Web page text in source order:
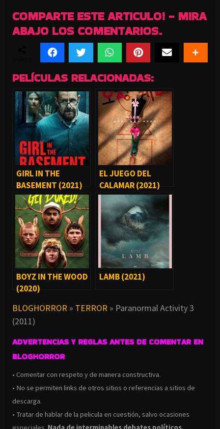
COMPARTE ESTE ARTICULO! - MIRA
ABAJO LOS COMENTARIOS.
PELÍCULAS RELACIONADAS:
GIRL IN THE
BASEMENT (2021)
EL JUEGO DEL
CALAMAR (2021)
BOYZ IN THE WOOD
(2020)
LAMB (2021)
BLOGHORROR » TERROR » Paranormal Activity 3
(2011)
ADVERTENCIAS Y REGLAS ANTES DE COMENTAR EN
BLOGHORROR
• Comentar con respeto y de manera constructiva.
• No se permiten links de otros sitios o referencias a sitios de
descarga.
• Tratar de hablar de la pelicula en cuestión, salvo ocasiones